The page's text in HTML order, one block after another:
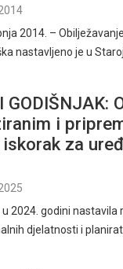
2014. –
nastavljeno je u
GODIŠNJAK:
i
za
u 2024. godini
djelatnosti i